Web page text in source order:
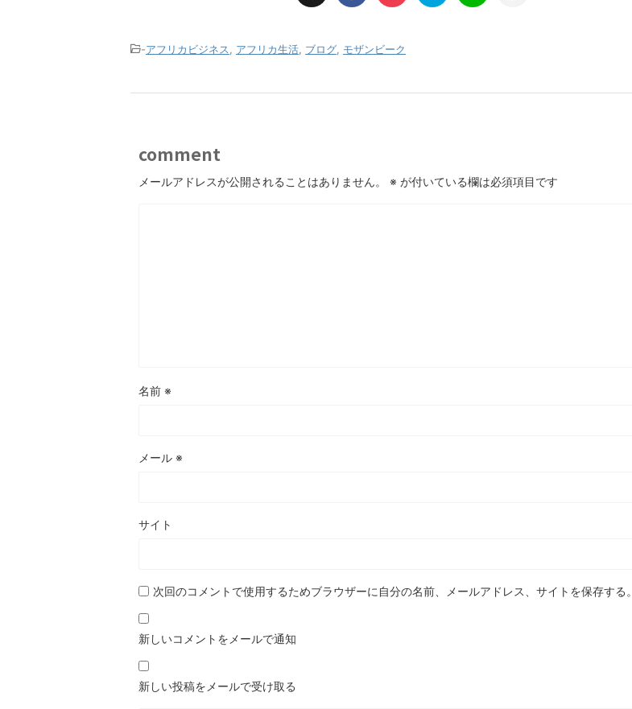
-アフリカビジネス アフリカ生活 ブログ モザンビーク
comment
メールアドレスが公開されることはありません。 ※ が付いている欄は必須項目です
名前 ※
メール ※
サイト
次回のコメントで使用するためブラウザーに自分の名前、メールアドレス、サイトを保存する。
新しいコメントをメールで通知
新しい投稿をメールで受け取る